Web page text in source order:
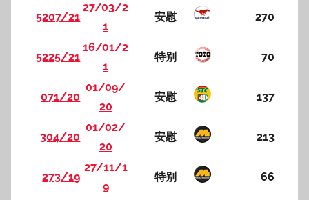
5207/21
27/03/2
1
安慰 270
5225/21
16/01/2
1
特别 70
071/20
01/09/
20
安慰 137
304/20
01/02/
20
安慰 213
273/19
27/11/1
9
特别 66